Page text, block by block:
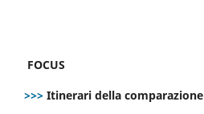
FOCUS
>>> Itinerari della comparazione